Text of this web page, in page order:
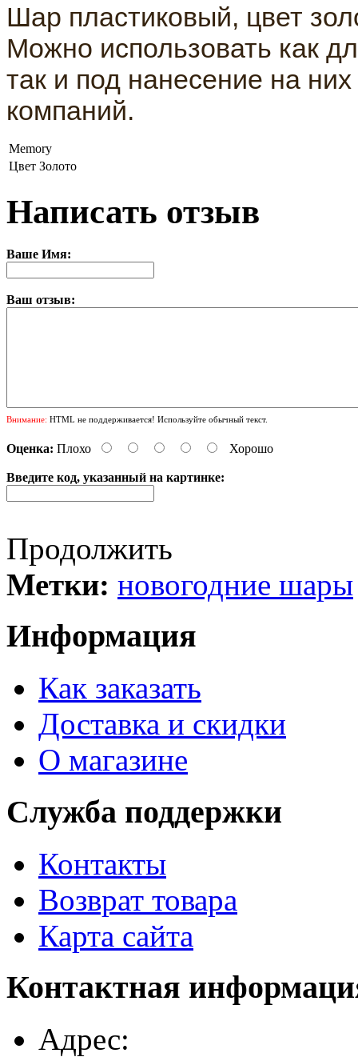
Шар пластиковый, цвет
Можно использовать как
так и под нанесение на
компаний.
Memory
Цвет Золото
Написать отзыв
Ваше Имя:
Ваш отзыв:
Внимание: HTML не поддерживается! Используйте обычный текст.
Оценка: Плохо Хорошо
Введите код, указанный на картинке:
Продолжить
Метки: новогодние шары
Информация
Как заказать
Доставка и скидки
О магазине
Служба поддержки
Контакты
Возврат товара
Карта сайта
Контактная
Адрес: